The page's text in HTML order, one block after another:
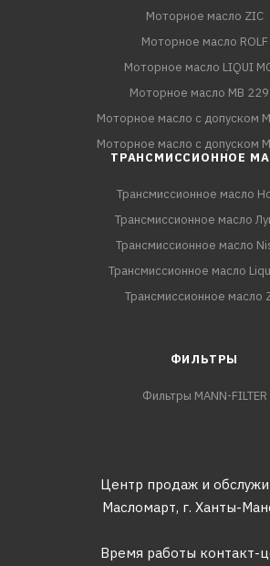
Моторное масло ZIC
Моторное масло ROLF
Моторное масло LIQUI
Моторное масло MB
Моторное масло с допуском
Моторное масло с допуском
ТРАНСМИССИОННОЕ
Трансмиссионное масло
Трансмиссионное масло
Трансмиссионное масло
Трансмиссионное масло
Трансмиссионное масло
ФИЛЬТРЫ
Фильтры MANN-FILTER
Центр продаж и
Масломарт, г. Ханты-
Время работы контакт-